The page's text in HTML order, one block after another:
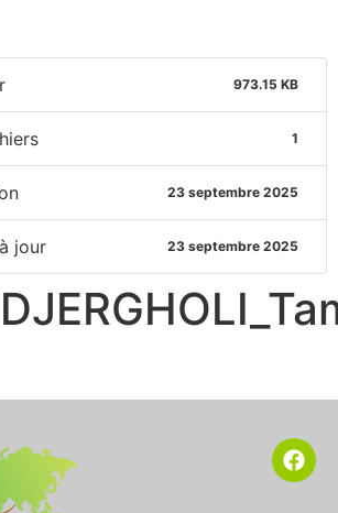
973.15 KB
1
23 septembre 2025
jour 23 septembre 2025